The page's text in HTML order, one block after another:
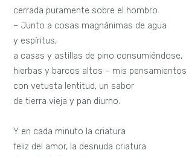
cerrada puramente sobre el hombro.
– Junto a cosas magnánimas de agua
y espíritus,
a casas y astillas de pino consumiéndose,
hierbas y barcos altos – mis
con vetusta lentitud, un sabor
de tierra vieja y pan diurno.
Y en cada minuto la criatura
feliz del amor, la desnuda criatura